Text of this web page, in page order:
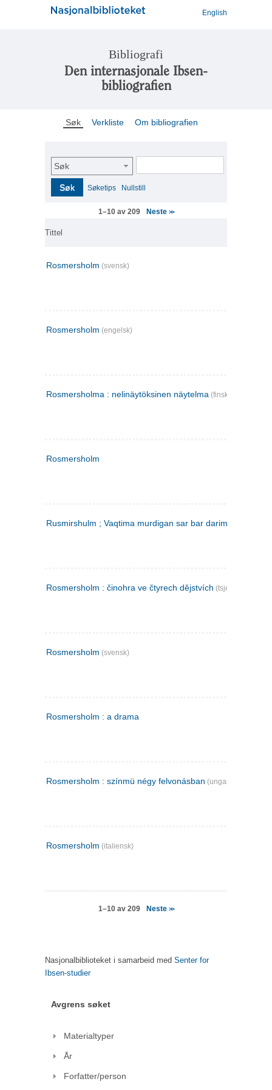
English
Bibliografi
Den internasjonale Ibsen-
bibliografien
Søk Verkliste Om bibliografien
Søk
Søk Søketips Nullstill
1–10 av 209 Neste >>
Tittel
Rosmersholm (svensk)
Rosmersholm (engelsk)
Rosmersholma : nelinäytöksinen näytelma (finsk)
Rosmersholm
Rusmirshulm ; Vaqtima murdigan sar bar darim
Rosmersholm : činohra ve čtyrech dějstvích (tsjekkisk)
Rosmersholm (svensk)
Rosmersholm : a drama
Rosmersholm : színmü négy felvonásban (ungarsk)
Rosmersholm (italiensk)
1–10 av 209 Neste >>
Nasjonalbiblioteket i samarbeid med Senter for
Ibsen-studier
Avgrens søket
Materialtyper
År
Forfatter/person